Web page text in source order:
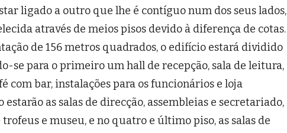
ligado a outro que lhe é contíguo num dos seus lados,
através de meios pisos devido à diferença de cotas.
de 156 metros quadrados, o edifício estará dividido
se para o primeiro um hall de recepção, sala de leitura,
com bar, instalações para os funcionários e loja
estarão as salas de direcção, assembleias e secretariado,
e museu, e no quatro e último piso, as salas de